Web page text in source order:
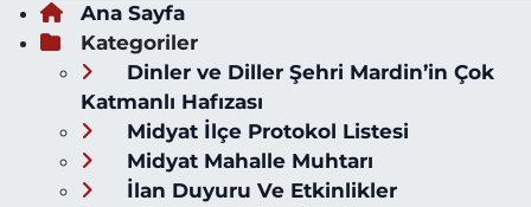
Ana Sayfa
Kategoriler
Dinler ve Diller Şehri Mardin’in Çok
Katmanlı Hafızası
Midyat İlçe Protokol Listesi
Midyat Mahalle Muhtarı
İlan Duyuru Ve Etkinlikler